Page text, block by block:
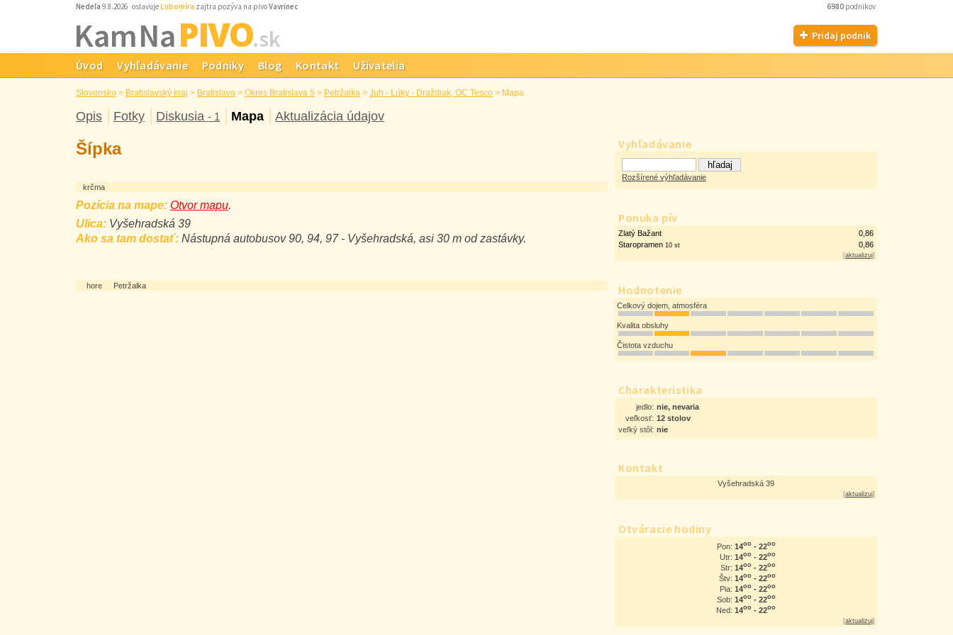
Nedeľa 9.8.2026 oslavuje Ľubomíra zajtra pozýva na pivoVavrinec 6980 podnikov
Kam NaPIVO.sk Pridaj podnik
Úvod Vyhľadávanie Podniky Blog Kontakt Užívatelia
Slovensko > Bratislavský kraj > Bratislava > Okres Bratislava 5 > Petržalka > Juh - Lúky - Draždiak, OC Tesco > Mapa
Opis Fotky Diskusia - 1 Mapa
Aktualizácia údajov
Vyhľadávanie
Rozšírené výhľadávanie
Ponuka pív
Zlatý Bažant
0,86
Staropramen 10 st 0,86
[aktualizuj]
Hodnotenie
Celkový dojem, atmosféra
Kvalita obsluhy
Čistota vzduchu
Charakteristika
jedlo: nie, nevaria
veľkosť: 12 stolov
veľký stôl: nie
Kontakt
Vyšehradská 39
[aktualizuj]
Otváracie hodiny
Pon: 14oo - 22oo
Utr: 14oo - 22oo
Str: 14oo - 22oo
Štv: 14oo - 22oo
Pia: 14oo - 22oo
Sob: 14oo - 22oo
Ned: 14oo - 22oo
[aktualizuj]
Šípka
krčma
Pozícia na mape: Otvor mapu.
Ulica: Vyšehradská 39
Ako sa tam dostať: Nástupná autobusov 90, 94, 97 - Vyšehradská, asi 30 m od zastávky.
hore Petržalka